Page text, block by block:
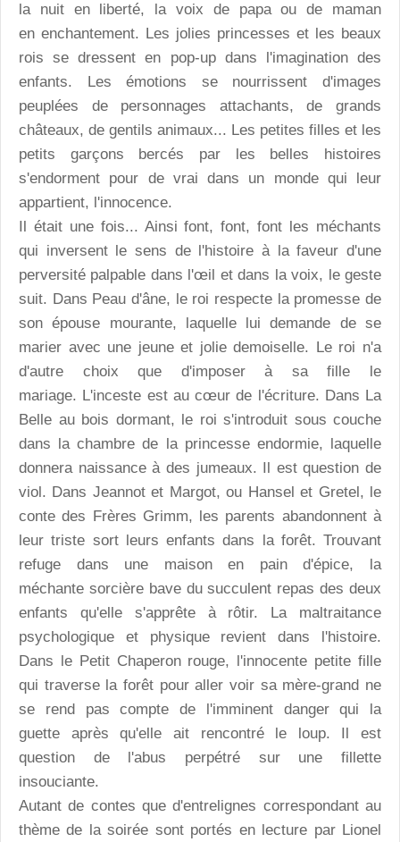
la nuit en liberté, la voix de papa ou de maman
en enchantement. Les jolies princesses et les beaux
rois se dressent en pop-up dans l'imagination des
enfants. Les émotions se nourrissent d'images
peuplées de personnages attachants, de grands
châteaux, de gentils animaux... Les petites filles et les
petits garçons bercés par les belles histoires
s'endorment pour de vrai dans un monde qui leur
appartient, l'innocence.
Il était une fois... Ainsi font, font, font les méchants
qui inversent le sens de l'histoire à la faveur d'une
perversité palpable dans l'œil et dans la voix, le geste
suit. Dans Peau d'âne, le roi respecte la promesse de
son épouse mourante, laquelle lui demande de se
marier avec une jeune et jolie demoiselle. Le roi n'a
d'autre choix que d'imposer à sa fille le
mariage. L'inceste est au cœur de l'écriture. Dans La
Belle au bois dormant, le roi s'introduit sous couche
dans la chambre de la princesse endormie, laquelle
donnera naissance à des jumeaux. Il est question de
viol. Dans Jeannot et Margot, ou Hansel et Gretel, le
conte des Frères Grimm, les parents abandonnent à
leur triste sort leurs enfants dans la forêt. Trouvant
refuge dans une maison en pain d'épice, la
méchante sorcière bave du succulent repas des deux
enfants qu'elle s'apprête à rôtir. La maltraitance
psychologique et physique revient dans l'histoire.
Dans le Petit Chaperon rouge, l'innocente petite fille
qui traverse la forêt pour aller voir sa mère-grand ne
se rend pas compte de l'imminent danger qui la
guette après qu'elle ait rencontré le loup. Il est
question de l'abus perpétré sur une fillette
insouciante.
Autant de contes que d'entrelignes correspondant au
thème de la soirée sont portés en lecture par Lionel